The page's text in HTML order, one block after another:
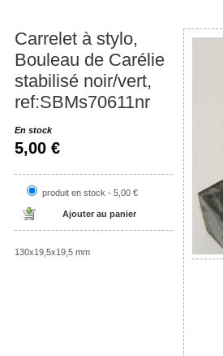
Carrelet à stylo,
Bouleau de Carélie
stabilisé noir/vert,
ref:SBMs70611nr
En stock
5,00 €
produit en stock - 5,00 €
130x19,5x19,5 mm